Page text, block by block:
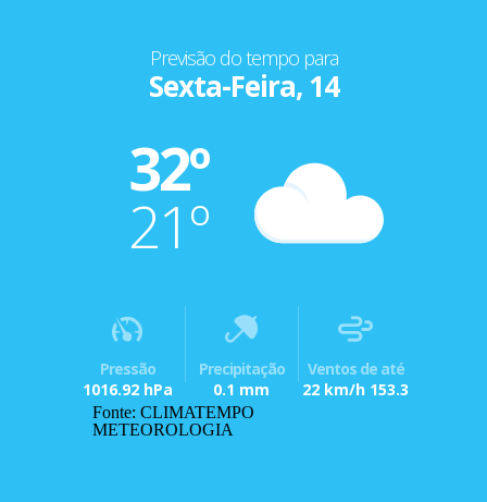
Previsão do tempo para
Sexta-Feira, 14
32º
21º
Pressão
1016.92 hPa
Precipitação
0.1 mm
Ventos de até
22 km/h 153.3
Fonte: CLIMATEMPO
METEOROLOGIA